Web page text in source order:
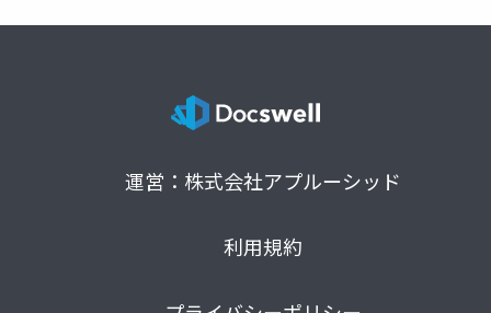
運営：株式会社アプルーシッド
利用規約